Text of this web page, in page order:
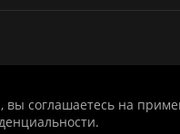
Политика
вы соглашаетесь на
.